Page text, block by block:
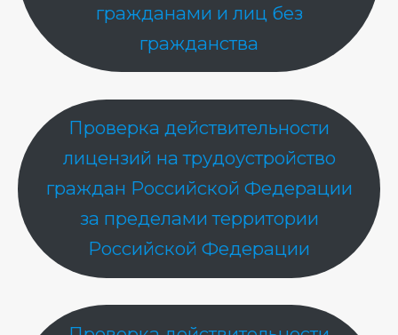
гражданами и лиц без
гражданства
Проверка действительности
лицензий на трудоустройство
граждан Российской Федерации
за пределами территории
Российской Федерации